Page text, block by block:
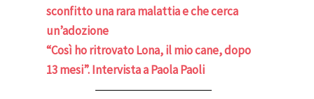
sconfitto una rara malattia e che cerca
un’adozione
“Così ho ritrovato Lona, il mio cane, dopo
13 mesi”. Intervista a Paola Paoli